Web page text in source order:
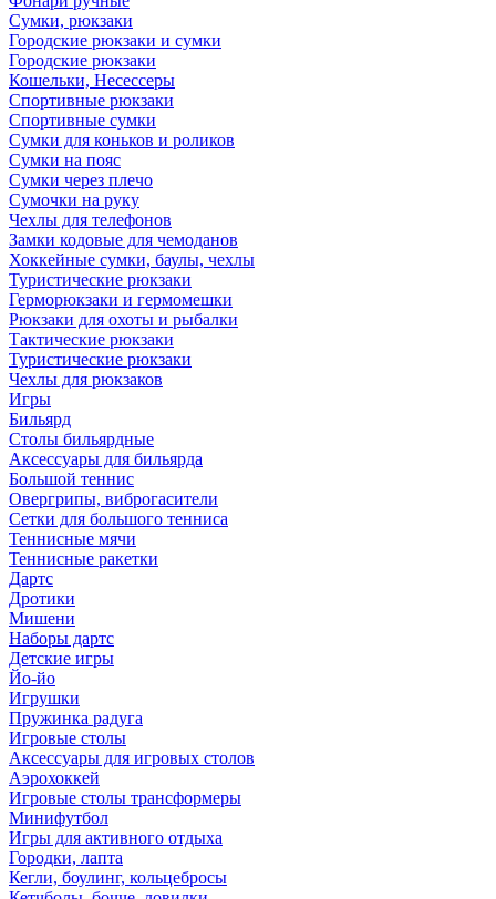
Сумки, рюкзаки
Городские рюкзаки и сумки
Городские рюкзаки
Кошельки, Несессеры
Спортивные рюкзаки
Спортивные сумки
Сумки для коньков и роликов
Сумки на пояс
Сумки через плечо
Сумочки на руку
Чехлы для телефонов
Замки кодовые для чемоданов
Хоккейные сумки, баулы, чехлы
Туристические рюкзаки
Герморюкзаки и гермомешки
Рюкзаки для охоты и рыбалки
Тактические рюкзаки
Туристические рюкзаки
Чехлы для рюкзаков
Игры
Бильярд
Столы бильярдные
Аксессуары для бильярда
Большой теннис
Овергрипы, виброгасители
Сетки для большого тенниса
Теннисные мячи
Теннисные ракетки
Дартс
Дротики
Мишени
Наборы дартс
Детские игры
Йо-йо
Игрушки
Пружинка радуга
Игровые столы
Аксессуары для игровых столов
Аэрохоккей
Игровые столы трансформеры
Минифутбол
Игры для активного отдыха
Городки, лапта
Кегли, боулинг, кольцебросы